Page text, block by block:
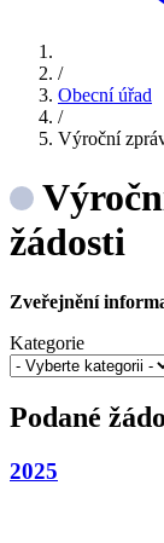
/
Obecní úřad
/
Výroční
žádosti
Zveřejnění
Kategorie
Podané
2025